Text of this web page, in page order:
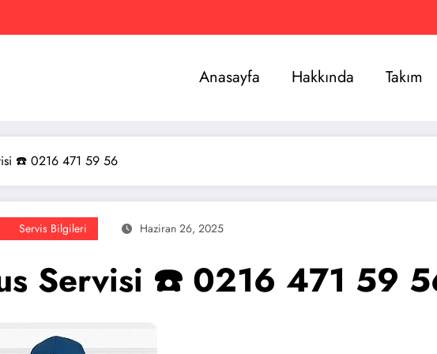
Anasayfa Hakkında Takım
☎️ 0216 471 59 56
Servis Bilgileri Haziran 26, 2025
Servisi ☎️ 0216 471 59